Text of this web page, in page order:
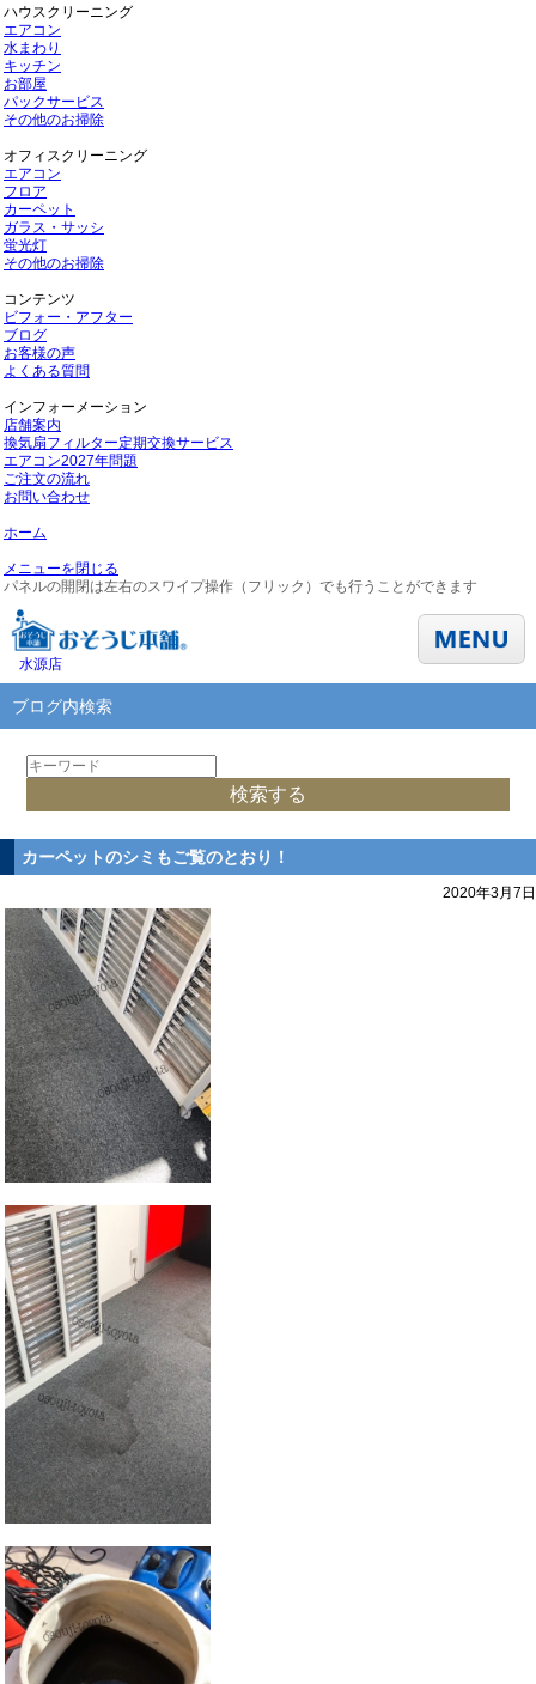
ハウスクリーニング
エアコン
水まわり
キッチン
お部屋
パックサービス
その他のお掃除
オフィスクリーニング
エアコン
フロア
カーペット
ガラス・サッシ
蛍光灯
その他のお掃除
コンテンツ
ビフォー・アフター
ブログ
お客様の声
よくある質問
インフォーメーション
店舗案内
換気扇フィルター定期交換サービス
エアコン2027年問題
ご注文の流れ
お問い合わせ
ホーム
メニューを閉じる
パネルの開閉は左右のスワイプ操作（フリック）でも行うことができます
水源店
ブログ内検索
カーペットのシミもご覧のとおり！
2020年3月7日